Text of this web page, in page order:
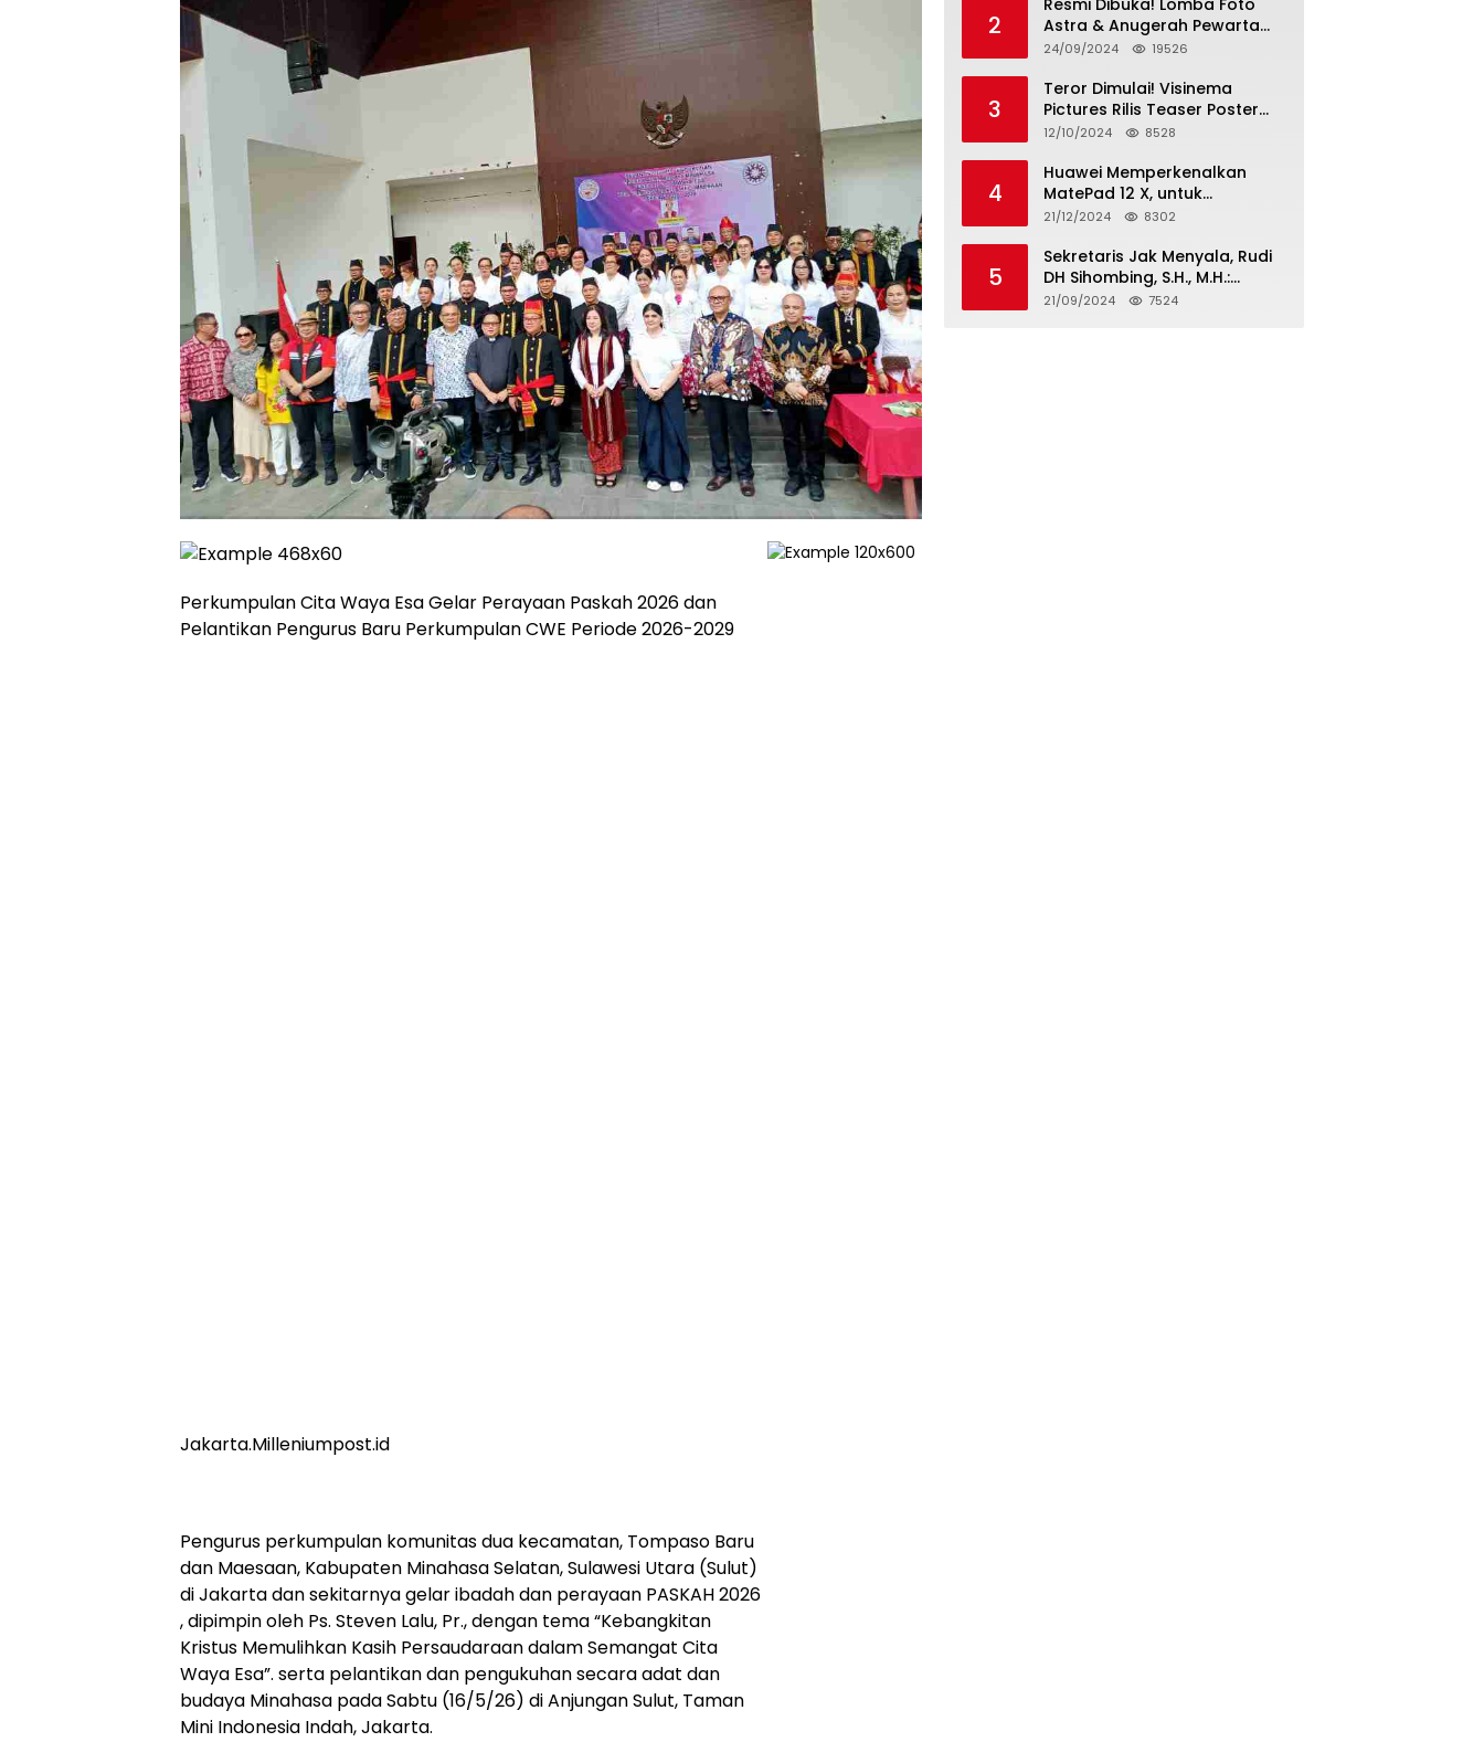
Perkumpulan Cita Waya Esa Gelar Perayaan Paskah 2026 dan
Pelantikan Pengurus Baru Perkumpulan CWE Periode 2026-2029
Jakarta.Milleniumpost.id
Pengurus perkumpulan komunitas dua kecamatan, Tompaso Baru
dan Maesaan, Kabupaten Minahasa Selatan, Sulawesi Utara (Sulut)
di Jakarta dan sekitarnya gelar ibadah dan perayaan PASKAH 2026
, dipimpin oleh Ps. Steven Lalu, Pr., dengan tema “Kebangkitan
Kristus Memulihkan Kasih Persaudaraan dalam Semangat Cita
Waya Esa”. serta pelantikan dan pengukuhan secara adat dan
budaya Minahasa pada Sabtu (16/5/26) di Anjungan Sulut, Taman
Mini Indonesia Indah, Jakarta.
2
Resmi Dibuka! Lomba Foto
Astra & Anugerah Pewarta
Astra 2024: Bersama,
24/09/2024 19526
3
Teror Dimulai! Visinema
Pictures Rilis Teaser Poster
Wanita Ahli Neraka, Siap
November 2024
12/10/2024 8528
4
Huawei Memperkenalkan
MatePad 12 X, untuk
Pengalaman Lebih dari
Bright dan Desain Stylish
Tablet Ringan yang Hadirkan
Standar Baru untuk
21/12/2024 8302
5
Sekretaris Jak Menyala, Rudi
DH Sihombing, S.H., M.H.:
Cagub & Cawagub DKI
21/09/2024 7524